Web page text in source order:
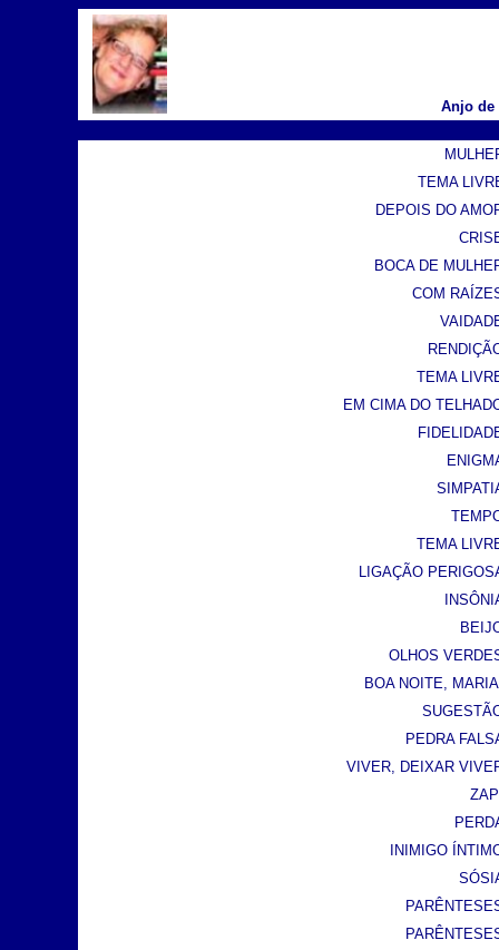
Anjo de
TEMA
DEPOIS DO
BOCA DE
COM
TEMA
EM CIMA DO
TEMA
LIGAÇÃO
OLHOS
BOA NOITE,
PEDRA
VIVER, DEIXAR
INIMIGO